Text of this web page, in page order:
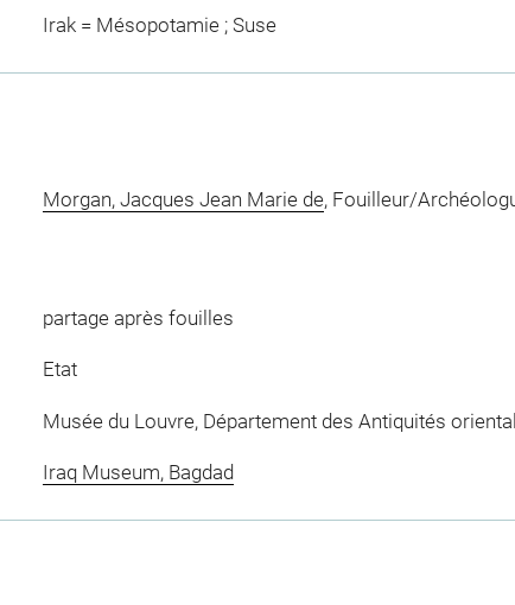
Irak = Mésopotamie ; Suse
Morgan, Jacques Jean Marie de, Fouilleur/
partage après fouilles
Etat
Musée du Louvre, Département des Antiquités
Iraq Museum, Bagdad